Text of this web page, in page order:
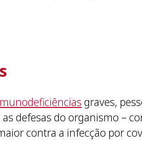
graves,
defesas do organismo –
contra a infecção por